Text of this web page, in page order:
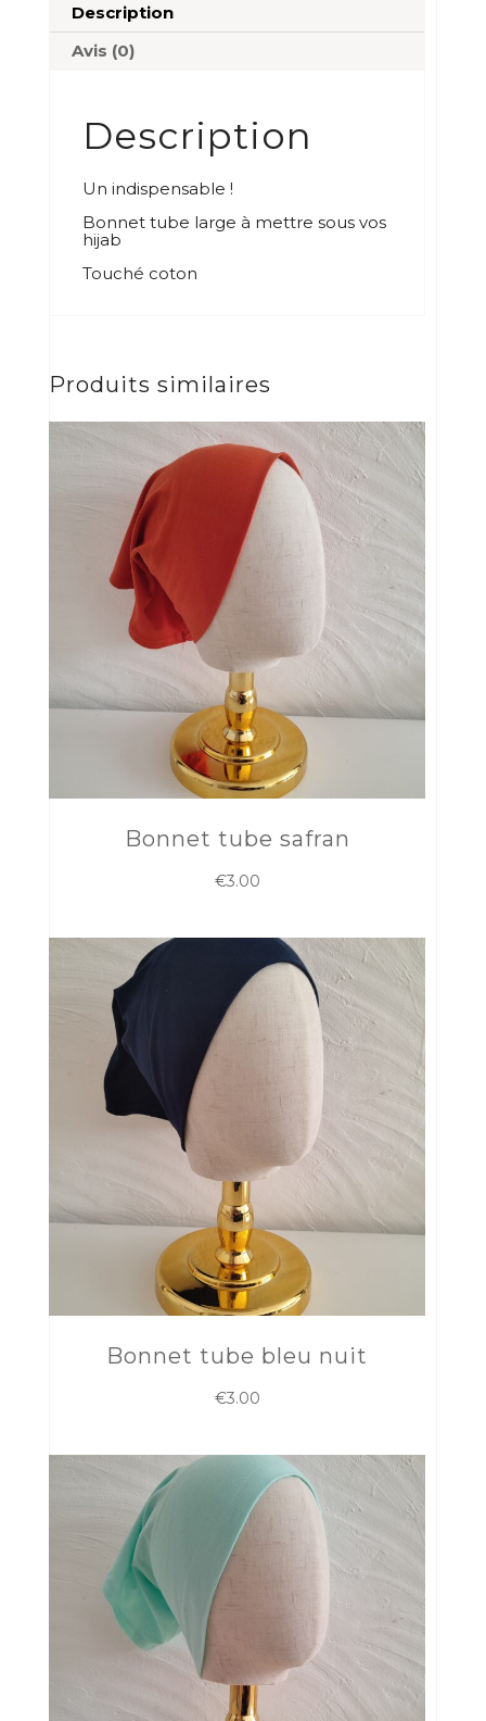
Description
Avis (0)
Description
Un indispensable !
Bonnet tube large à mettre sous vos
hijab
Touché coton
Produits similaires
Bonnet tube safran
€3.00
Bonnet tube bleu nuit
€3.00